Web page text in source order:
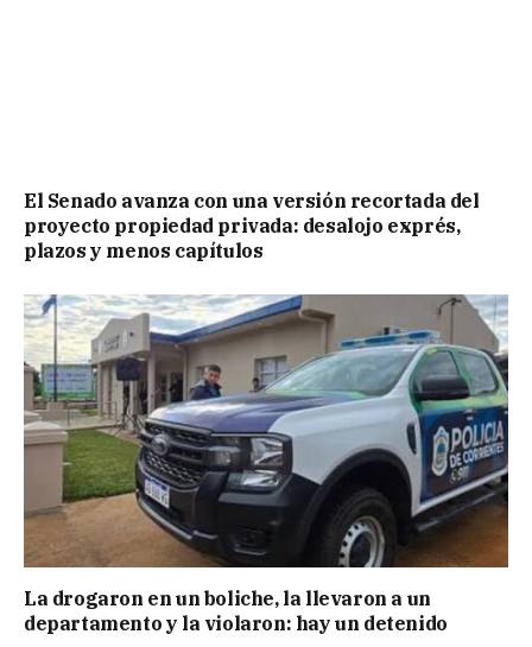
El Senado avanza con una versión recortada del
proyecto propiedad privada: desalojo exprés,
plazos y menos capítulos
La drogaron en un boliche, la llevaron a un
departamento y la violaron: hay un detenido